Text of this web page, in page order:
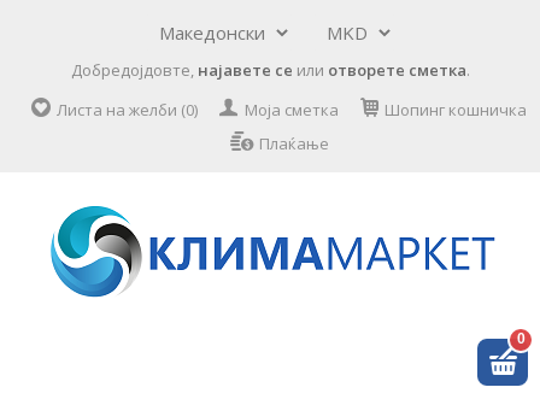
Добредојдовте, најавете се или отворете сметка.
Листа на желби (0)
Моја сметка
Шопинг кошничка
Плаќање
0